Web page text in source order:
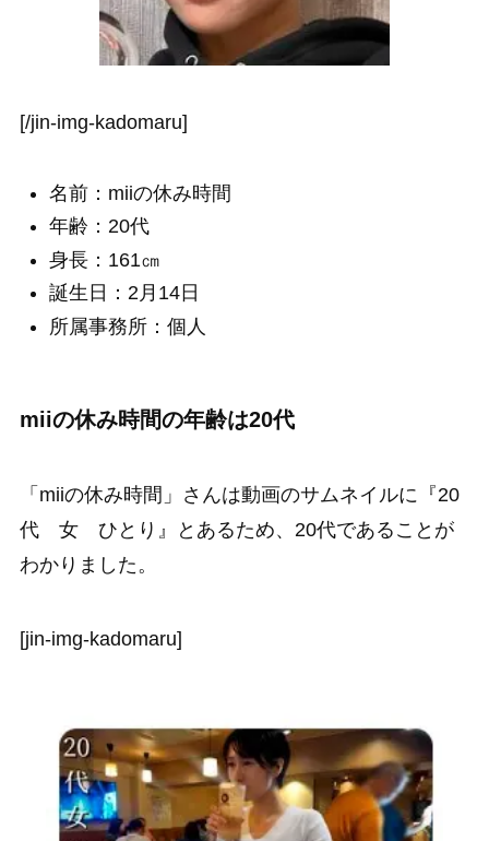
[/jin-img-kadomaru]
名前：miiの休み時間
年齢：20代
身長：161㎝
誕生日：2月14日
所属事務所：個人
miiの休み時間の年齢は20代
「miiの休み時間」さんは動画のサムネイルに『20
代 女 ひとり』とあるため、20代であることが
わかりました。
[jin-img-kadomaru]